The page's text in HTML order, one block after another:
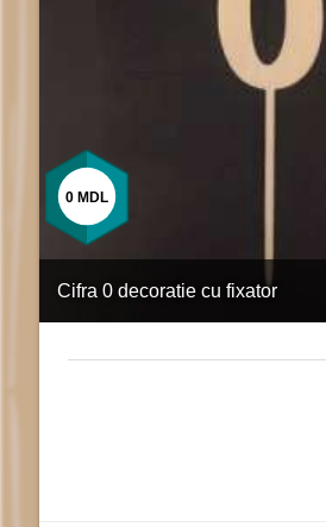
Cifra 0 decoratie cu fixator
0 MDL